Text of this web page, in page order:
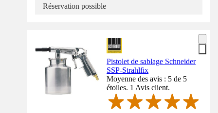
Réservation possible
Pistolet de sablage Schneider
SSP-Strahlfix
Moyenne des avis : 5 de 5
étoiles. 1 Avis client.